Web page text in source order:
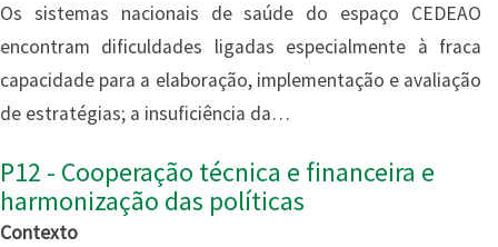
Os sistemas nacionais de saúde do espaço CEDEAO
encontram dificuldades ligadas especialmente à fraca
capacidade para a elaboração, implementação e avaliação
de estratégias; a insuficiência da…
P12 - Cooperação técnica e financeira e
harmonização das políticas
Contexto